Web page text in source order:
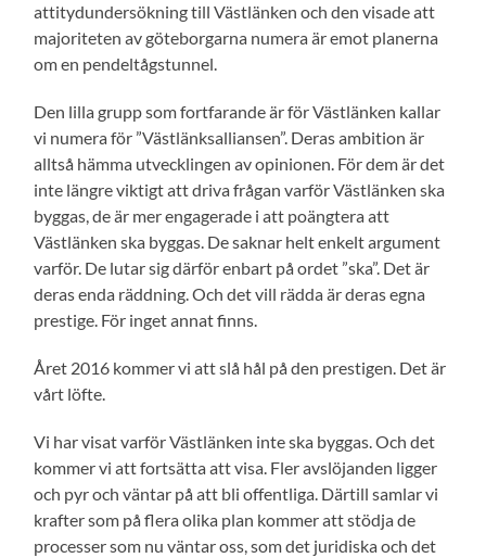
attitydundersökning till Västlänken och den visade att
majoriteten av göteborgarna numera är emot planerna
om en pendeltågstunnel.
Den lilla grupp som fortfarande är för Västlänken kallar
vi numera för ”Västlänksalliansen”. Deras ambition är
alltså hämma utvecklingen av opinionen. För dem är det
inte längre viktigt att driva frågan varför Västlänken ska
byggas, de är mer engagerade i att poängtera att
Västlänken ska byggas. De saknar helt enkelt argument
varför. De lutar sig därför enbart på ordet ”ska”. Det är
deras enda räddning. Och det vill rädda är deras egna
prestige. För inget annat finns.
Året 2016 kommer vi att slå hål på den prestigen. Det är
vårt löfte.
Vi har visat varför Västlänken inte ska byggas. Och det
kommer vi att fortsätta att visa. Fler avslöjanden ligger
och pyr och väntar på att bli offentliga. Därtill samlar vi
krafter som på flera olika plan kommer att stödja de
processer som nu väntar oss, som det juridiska och det